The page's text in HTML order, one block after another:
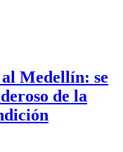
Medellín: se
de la